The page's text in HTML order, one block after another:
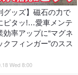
グッズ】磁石の力で
ピタッ!…愛車メンテ
効率アップに“マグネ
クフィンガー”のスス
Wed 8:00